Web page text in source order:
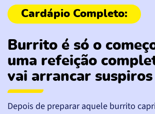
Burrito é só o
uma refeição
vai arrancar suspiros
Depois de preparar aquele burrito